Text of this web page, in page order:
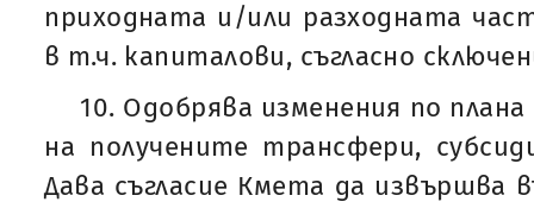
приходната и/или разходната
в т.ч. капиталови, съгласно
10. Одобрява изменения по
на получените трансфери,
Дава съгласие Кмета да извършва